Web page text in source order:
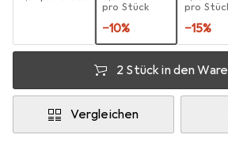
pro Stück
−10%
pro
−15%
2 Stück in den
Vergleichen